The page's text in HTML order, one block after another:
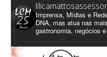
Imprensa, Mídias e
DNA, mas atua nas
gastronomia, negócios